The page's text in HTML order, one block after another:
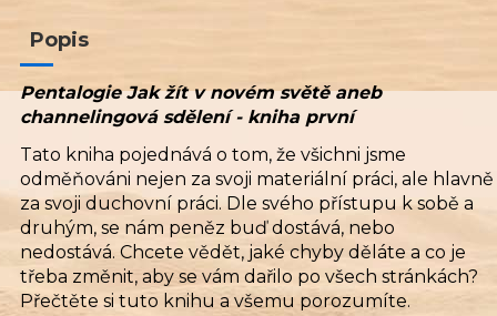
Popis
Pentalogie Jak žít v novém světě aneb
channelingová sdělení - kniha první
Tato kniha pojednává o tom, že všichni jsme
odměňováni nejen za svoji materiální práci, ale hlavně
za svoji duchovní práci. Dle svého přístupu k sobě a
druhým, se nám peněz buď dostává, nebo
nedostává. Chcete vědět, jaké chyby děláte a co je
třeba změnit, aby se vám dařilo po všech stránkách?
Přečtěte si tuto knihu a všemu porozumíte.